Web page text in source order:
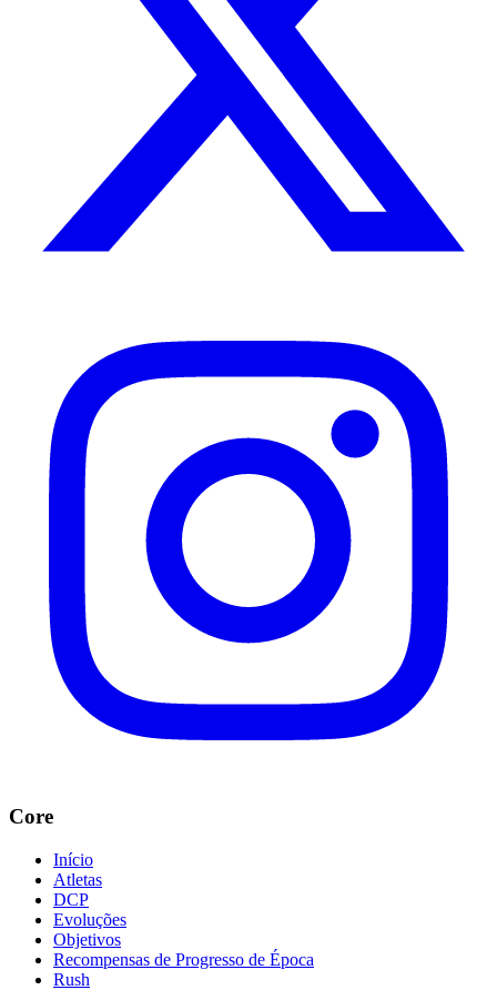
Core
Início
Atletas
DCP
Evoluções
Objetivos
Recompensas de Progresso de Época
Rush